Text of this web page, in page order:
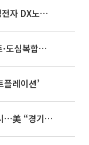
3445억 자사주 지급 마쳤는데...삼성전자 DX노조, 뒤늦은 '떼쓰기 집회'
영끌 '주택공급' 대책 임박⋯비아파트·도심복합까지 총동원
레이션’
이란, 미국에 호르무즈 합의 조건 제시…美 “경기 아직 안 끝나” [종합]